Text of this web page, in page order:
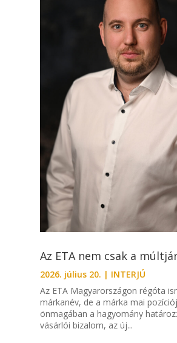
Az ETA nem csak a
2026. július 20. | INTERJÚ
Az ETA Magyarországon régóta
márkanév, de a márka mai
önmagában a hagyomány
vásárlói bizalom, az új...